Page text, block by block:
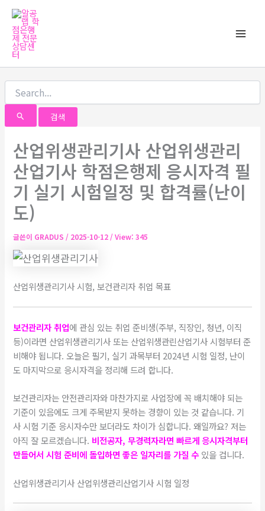
기
산업위생관리기사 산업위생관리
산업기사 학점은행제 응시자격 필
기 실기 시험일정 및 합격률(난이
도)
글쓴이 GRADUS / 2025-10-12 / View: 345
산업위생관리기사 시험, 보건관리자 취업 목표
보건관리자 취업에 관심 있는 취업 준비생(주부, 직장인, 청년, 이직
등)이라면 산업위생관리기사 또는 산업위생관린산업기사 시험부터 준
비해야 됩니다. 오늘은 필기, 실기 과목부터 2024년 시험 일정, 난이
도 마지막으로 응시자격을 정리해 드려 합니다.
​보건관리자는 안전관리자와 마찬가지로 사업장에 꼭 배치해야 되는
기준이 있음에도 크게 주목받지 못하는 경향이 있는 것 같습니다. 기
사 시험 기준 응시자수만 보더라도 차이가 심합니다. 왜일까요? 저는
아직 잘 모르겠습니다. 비전공자, 무경력자라면 빠르게 응시자격부터
만들어서 시험 준비에 돌입하면 좋은 일자리를 가질 수 있을 겁니다.
산업위생관리기사 산업위생관리산업기사 시험 일정